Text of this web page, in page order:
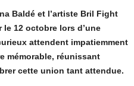
Baldé et l’artiste Bril Fight
le 12 octobre lors d’une
attendent impatiemment
mémorable, réunissant
cette union tant attendue.